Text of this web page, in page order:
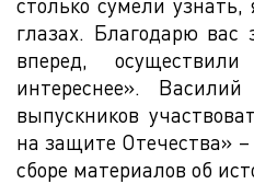
глазах. Благодарю
вперед,
интереснее».
выпускников
на защите Отечества»
сборе материалов об